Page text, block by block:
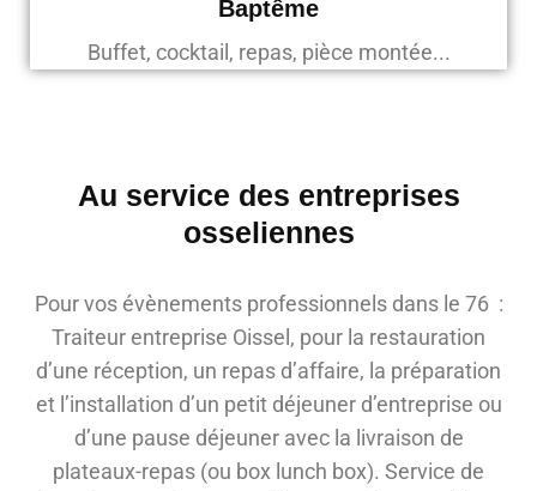
Baptême
Buffet, cocktail, repas, pièce montée...
Au service des entreprises
osseliennes
Pour vos évènements professionnels dans le 76 :
Traiteur entreprise Oissel, pour la restauration
d’une réception, un repas d’affaire, la préparation
et l’installation d’un petit déjeuner d’entreprise ou
d’une pause déjeuner avec la livraison de
plateaux-repas (ou box lunch box). Service de